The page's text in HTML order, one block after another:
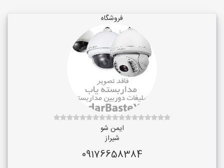
فروشگاه
ایمن شو
شیراز
09176658384